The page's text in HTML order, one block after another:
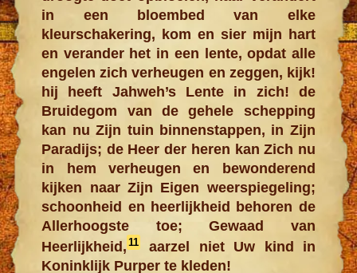
in een bloembed van elke
kleurschakering, kom en sier mijn hart
en verander het in een lente, opdat alle
engelen zich verheugen en zeggen, kijk!
hij heeft Jahweh’s Lente in zich! de
Bruidegom van de gehele schepping
kan nu Zijn tuin binnenstappen, in Zijn
Paradijs; de Heer der heren kan Zich nu
in hem verheugen en bewonderend
kijken naar Zijn Eigen weerspiegeling;
schoonheid en heerlijkheid behoren de
Allerhoogste toe; Gewaad van
Heerlijkheid,11
aarzel niet Uw kind in
Koninklijk Purper te kleden!